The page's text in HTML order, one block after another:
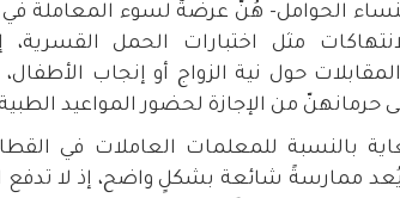
الحوامل- هُنّ عرضةٌ لسوء المعاملة
مثل اختبارات الحمل
حول نية الزواج أو إنجاب
حرمانهنّ من الإجازة لحضور المواعيد
بالنسبة للمعلمات العاملات في
ممارسةً شائعة بشكلٍ واضح، إذ لا تدفع